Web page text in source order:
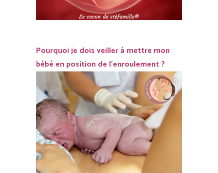
Pourquoi je dois veiller à mettre mon
bébé en position de l’enroulement ?